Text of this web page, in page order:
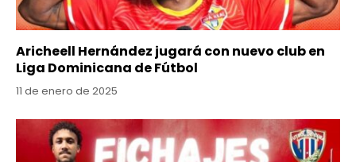
Aricheell Hernández jugará con nuevo club en
Liga Dominicana de Fútbol
11 de enero de 2025